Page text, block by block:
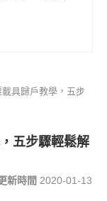
具歸戶教學，五步
五步驟輕鬆解
新時間 2020-01-13